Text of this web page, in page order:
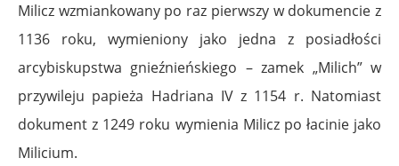
Milicz wzmiankowany po raz pierwszy w dokumencie z
1136 roku, wymieniony jako jedna z posiadłości
arcybiskupstwa gnieźnieńskiego – zamek „Milich” w
przywileju papieża Hadriana IV z 1154 r. Natomiast
dokument z 1249 roku wymienia Milicz po łacinie jako
Milicium.